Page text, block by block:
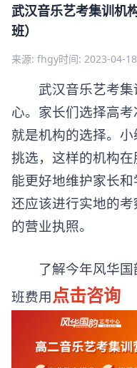
武汉音乐艺考集训机
班）
来源: fhgy时间: 2023-04-
武汉音乐艺考集
心。家长们选择高
就是机构的选择。
挑选，这样的机构
能更好地维护家长
还应该进行实地的
的营业执照。
了解今年风华国
班费用点击咨询